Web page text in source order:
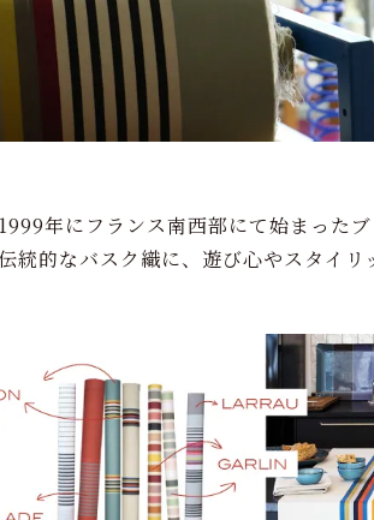
年にフランス南西部にて始まったブ
的なバスク織に、遊び心やスタイリ